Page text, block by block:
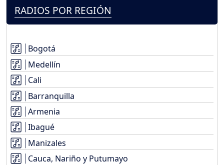
RADIOS POR REGIÓN
Bogotá
Medellín
Cali
Barranquilla
Armenia
Ibagué
Manizales
Cauca, Nariño y Putumayo